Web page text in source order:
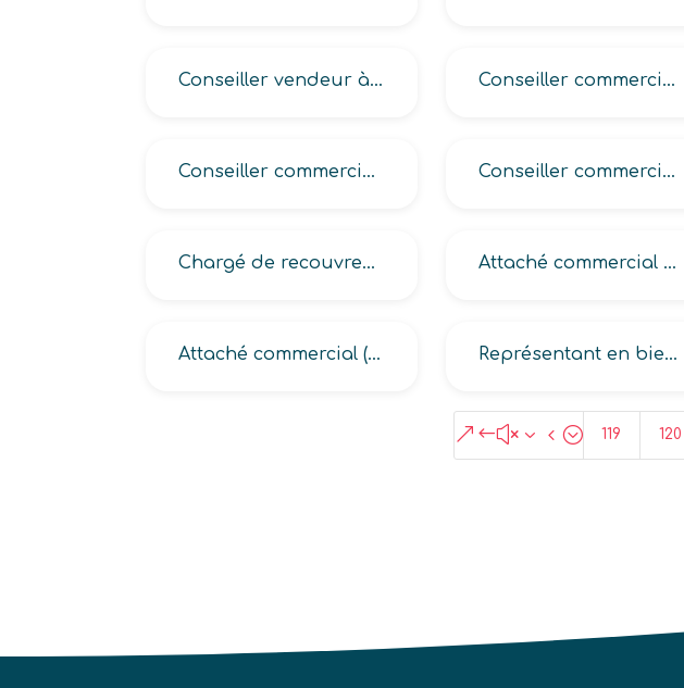
Conseiller vendeur à domicile Conseiller commercial en vérandas auprès des particuliers
Conseiller commercial en (mobile homes auprès des particuliers, piscines auprès des particuliers) Conseiller commercial en (aménagement de cuisines auprès des particuliers, cheminées auprès des particuliers, déménagement)
Chargé de recouvrement de créances Attaché commercial auprès des particuliers
Attaché commercial (en services auprès des entreprises, en transport-logistique) Représentant en biens (de consommation auprès des entreprises, d’équipement auprès des entreprises)
&#x34; 119 120